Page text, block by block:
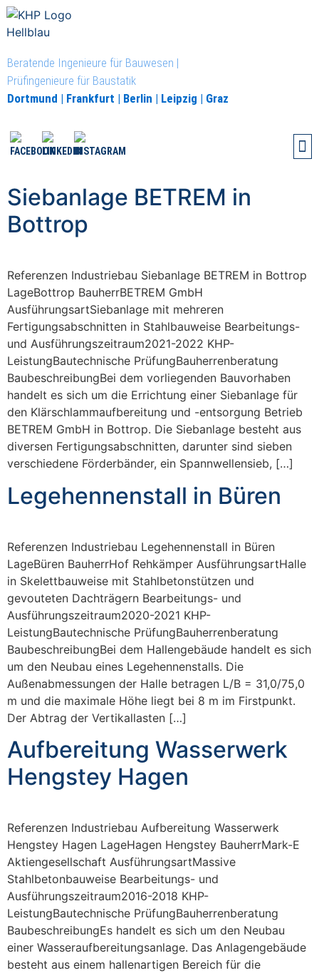
Beratende Ingenieure für Bauwesen |
Prüfingenieure für Baustatik
Dortmund | Frankfurt | Berlin | Leipzig | Graz
Siebanlage BETREM in
Bottrop
Referenzen Industriebau Siebanlage BETREM in Bottrop
LageBottrop BauherrBETREM GmbH
AusführungsartSiebanlage mit mehreren
Fertigungsabschnitten in Stahlbauweise Bearbeitungs-
und Ausführungszeitraum2021-2022 KHP-
LeistungBautechnische PrüfungBauherrenberatung
BaubeschreibungBei dem vorliegenden Bauvorhaben
handelt es sich um die Errichtung einer Siebanlage für
den Klärschlammaufbereitung und -entsorgung Betrieb
BETREM GmbH in Bottrop. Die Siebanlage besteht aus
diversen Fertigungsabschnitten, darunter sind sieben
verschiedene Förderbänder, ein Spannwellensieb, […]
Legehennenstall in Büren
Referenzen Industriebau Legehennenstall in Büren
LageBüren BauherrHof Rehkämper AusführungsartHalle
in Skelettbauweise mit Stahlbetonstützen und
gevouteten Dachträgern Bearbeitungs- und
Ausführungszeitraum2020-2021 KHP-
LeistungBautechnische PrüfungBauherrenberatung
BaubeschreibungBei dem Hallengebäude handelt es sich
um den Neubau eines Legehennenstalls. Die
Außenabmessungen der Halle betragen L/B = 31,0/75,0
m und die maximale Höhe liegt bei 8 m im Firstpunkt.
Der Abtrag der Vertikallasten […]
Aufbereitung Wasserwerk
Hengstey Hagen
Referenzen Industriebau Aufbereitung Wasserwerk
Hengstey Hagen LageHagen Hengstey BauherrMark-E
Aktiengesellschaft AusführungsartMassive
Stahlbetonbauweise Bearbeitungs- und
Ausführungszeitraum2016-2018 KHP-
LeistungBautechnische PrüfungBauherrenberatung
BaubeschreibungEs handelt es sich um den Neubau
einer Wasseraufbereitungsanlage. Das Anlagengebäude
besteht aus einem hallenartigen Bereich für die